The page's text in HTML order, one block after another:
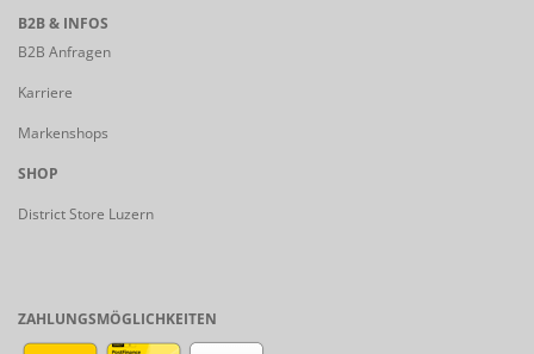
B2B & INFOS
B2B Anfragen
Karriere
Markenshops
SHOP
District Store Luzern
ZAHLUNGSMÖGLICHKEITEN